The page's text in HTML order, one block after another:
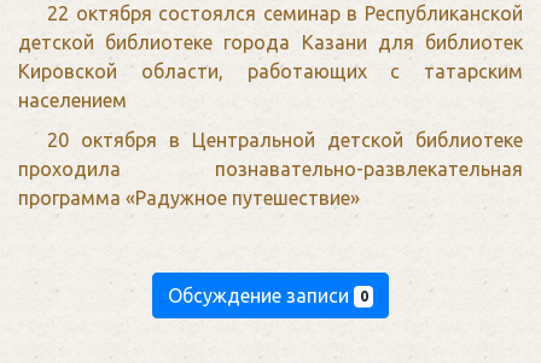
22 октября состоялся семинар в Республиканской
детской библиотеке города Казани для библиотек
Кировской области, работающих с татарским
населением
20 октября в Центральной детской библиотеке
проходила познавательно-развлекательная
программа «Радужное путешествие»
Обсуждение записи 0